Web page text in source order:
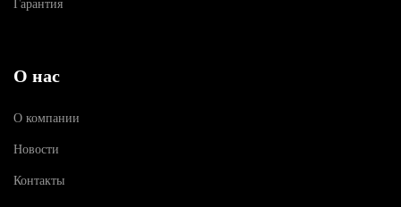
Гарантия
О нас
О компании
Новости
Контакты